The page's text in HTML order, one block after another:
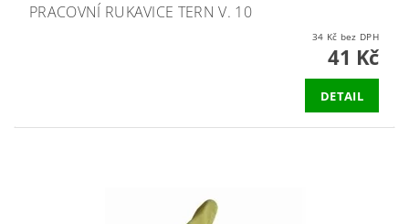
PRACOVNÍ RUKAVICE TERN V. 10
34 Kč bez DPH
41 Kč
DETAIL